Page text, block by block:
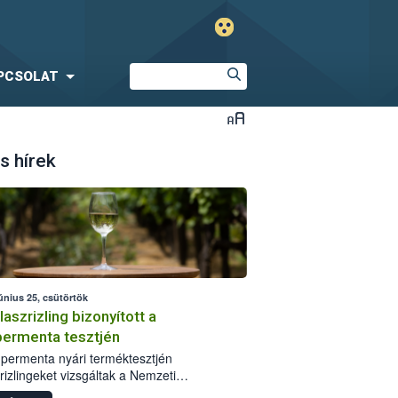
hírek
25, csütörtök
bizonyított a
tesztjén
nyári terméktesztjén
vizsgáltak a Nemzeti
biztonsági Hivatal (Nébih)